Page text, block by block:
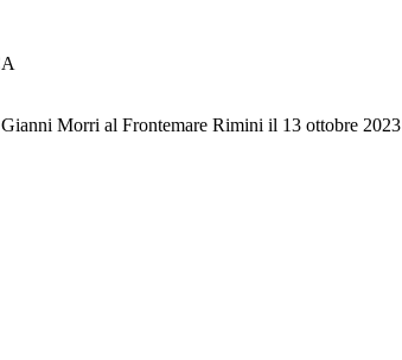
Gianni Morri al Frontemare Rimini il 13 ottobre 2023